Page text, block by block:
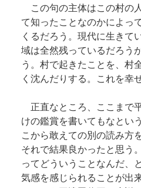
この句の主体はこの村の
て知ったことなのかによっ
くるだろう。現代に生きて
域は全然残っているだろう
う。村で起きたことを、村
く沈んだりする。これを幸
正直なところ、ここまで
けの鑑賞を書いてもなとい
こから敢えての別の読み方
それで結果良かったと思う
ってどういうことなんだ、
気感を感じられることが出